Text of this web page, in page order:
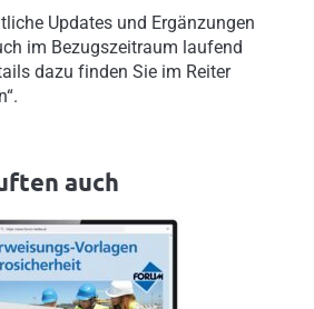
Updates und Ergänzungen
im Bezugszeitraum laufend
dazu finden Sie im Reiter
auch